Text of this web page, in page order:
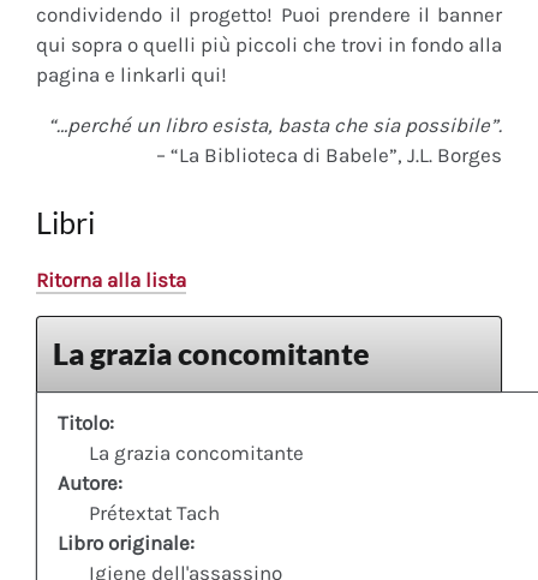
condividendo il progetto! Puoi prendere il banner
qui sopra o quelli più piccoli che trovi in fondo alla
pagina e linkarli qui!
“…perché un libro esista, basta che sia possibile”.
– “La Biblioteca di Babele”, J.L. Borges
Libri
Ritorna alla lista
La grazia concomitante
Titolo:
La grazia concomitante
Autore:
Prétextat Tach
Libro originale:
Igiene dell'assassino